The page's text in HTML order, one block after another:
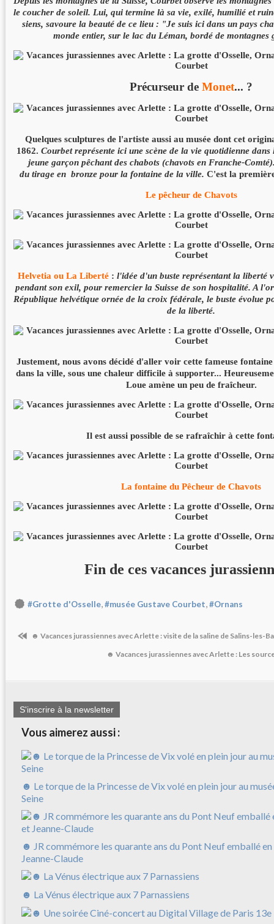
le coucher de soleil. Lui, qui termine là sa vie, exilé, humilié et
siens, savoure la beauté de ce lieu : "Je suis ici dans un pays
monde entier, sur le lac du Léman, bordé de montagnes
Précurseur deMonet... ?
Quelques sculptures de l'artiste aussi au musée dont cet
1862. Courbet représente ici une scène de la vie quotidienne
jeune garçon pêchant des chabots (chavots en Franche-
du tirage en bronze pour la fontaine de la ville. C'est la
Le pêcheur de Chavots
Helvetia ou La Liberté : l'idée d'un buste représentant la liberté
pendant son exil, pour remercier la Suisse de son hospitalité. A
République helvétique ornée de la croix fédérale, le buste évolue
de la liberté.
Justement, nous avons décidé d'aller voir cette fameuse
dans la ville, sous une chaleur difficile à supporter...
Loue amène un peu de fraîcheur.
Il est aussi possible de se rafraîchir à cette
La fontaine du Pêcheur de Chavots
Fin de ces vacances
#Grotte d'Osselle,#musée Gustave Courbet,#Ornans
☻ Vacances jurassiennes avec Arlette : visite de la saline de Salins-les-
☻ Vacances jurassiennes avec Arlette : Les
S'inscrire à la newsletter
Vous aimerez aussi :
☻ Le torque de la Princesse de Vix volé en plein jour au
Seine
☻ JR commémore les quarante ans du Pont Neuf emballé
Jeanne-Claude
☻ La Vénus électrique aux 7 Parnassiens